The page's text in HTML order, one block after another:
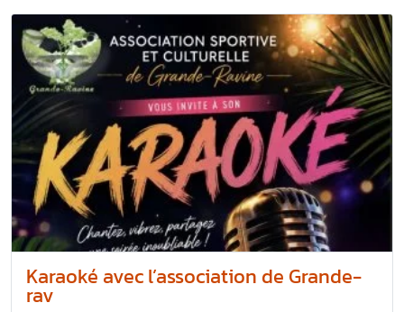
Karaoké avec l’association de Grande-
rav